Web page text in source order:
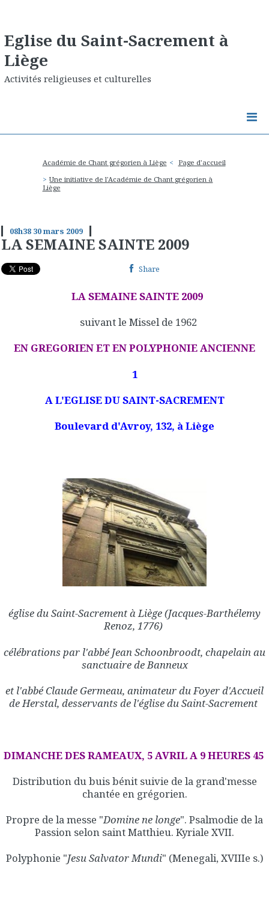
Eglise du Saint-Sacrement à
Liège
Activités religieuses et culturelles
Académie de Chant grégorien à Liège
Page d'accueil
Une initiative de l'Académie de Chant grégorien à
Liège
08h38 30mars 2009
LA SEMAINE SAINTE 2009
Share
LA SEMAINE SAINTE 2009
suivant le Missel de 1962
EN GREGORIEN ET EN POLYPHONIE ANCIENNE
1
A L'EGLISE DU SAINT-SACREMENT
Boulevard d'Avroy, 132, à Liège
église du Saint-Sacrement à Liège (Jacques-Barthélemy
Renoz, 1776)
célébrations par l'abbé Jean Schoonbroodt, chapelain au
sanctuaire de Banneux
et l'abbé Claude Germeau, animateur du Foyer d'Accueil
de Herstal, desservants de l'église du Saint-Sacrement
DIMANCHE DES RAMEAUX, 5 AVRIL A 9 HEURES 45
Distribution du buis bénit suivie de la grand'messe
chantée en grégorien.
Propre de la messe "Domine ne longe". Psalmodie de la
Passion selon saint Matthieu. Kyriale XVII.
Polyphonie "Jesu Salvator Mundi" (Menegali, XVIIIe s.)